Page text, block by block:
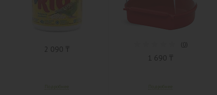
2 090 ₸ (0)
1 690 ₸